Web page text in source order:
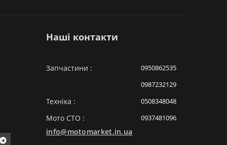
Наші контакти
Запчастини :
0950862535
0987232129
Техніка : 0508348048
Мото СТО : 0937481096
info@motomarket.in.ua